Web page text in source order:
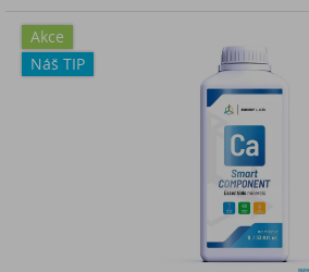
Akce
Náš TIP